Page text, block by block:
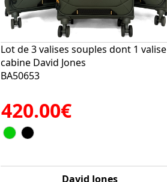
Lot de 3 valises souples dont 1 valise
cabine David Jones
BA50653
420.00€
David Jones